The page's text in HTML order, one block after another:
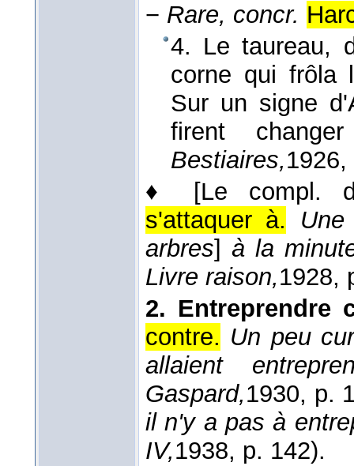
− Rare, concr.
4. Le taureau,
corne qui frôla
Sur un signe
firent
Bestiaires,1926,
♦
[Le compl.
s'attaquer à.
arbres] à la
Livre raison,1928,
2. Entreprendre
contre. Un peu
allaient
Gaspard,1930, p.
il n'y a pas à
IV,1938, p. 142).